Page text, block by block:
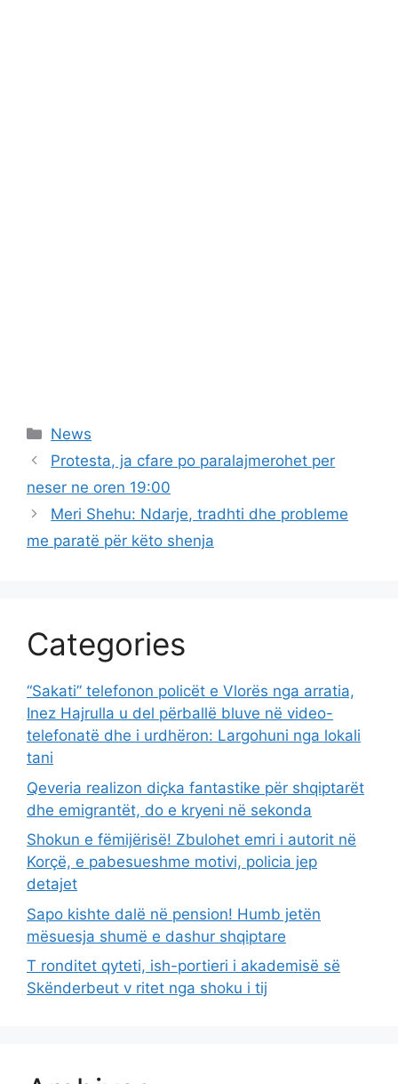
Categories
News
Protesta, ja cfare po paralajmerohet per
neser ne oren 19:00
Meri Shehu: Ndarje, tradhti dhe probleme
me paratë për këto shenja
Categories
“Sakati” telefonon policët e Vlorës nga arratia,
Inez Hajrulla u del përballë bluve në video-
telefonatë dhe i urdhëron: Largohuni nga lokali
tani
Qeveria realizon diçka fantastike për shqiptarët
dhe emigrantët, do e kryeni në sekonda
Shokun e fëmijërisë! Zbulohet emri i autorit në
Korçë, e pabesueshme motivi, policia jep
detajet
Sapo kishte dalë në pension! Humb jetën
mësuesja shumë e dashur shqiptare
T ronditet qyteti, ish-portieri i akademisë së
Skënderbeut v ritet nga shoku i tij